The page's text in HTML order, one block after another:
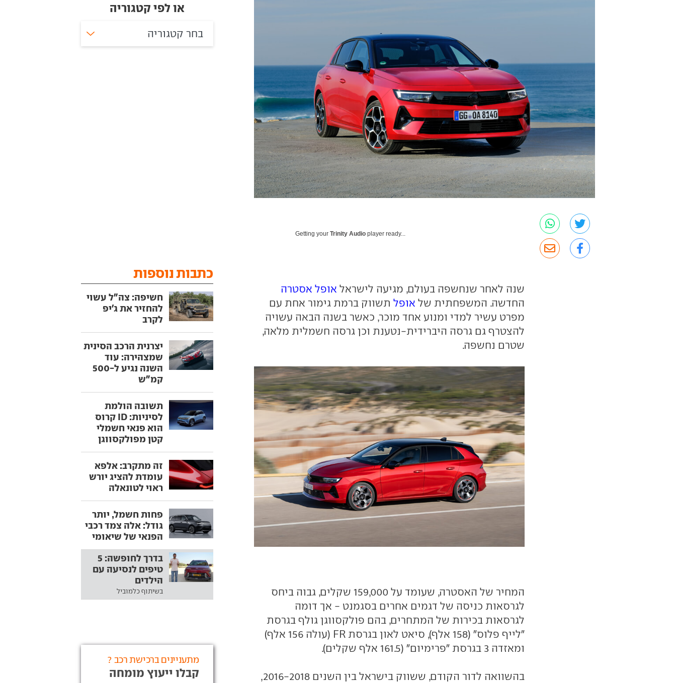
Getting yourTrinity Audio player ready...
שנה לאחר שנחשפה בעולם, מגיעה לישראל אופל אסטרה
החדשה. המשפחתית של אופל תשווק ברמת גימור אחת עם
מפרט עשיר למדי ומנוע אחד מוכר, כאשר בשנה הבאה עשויה
להצטרף גם גרסה היברידית-נטענת וכן גרסה חשמלית מלאה,
שטרם נחשפה.
המחיר של האסטרה, שעומד על 159,000 שקלים, גבוה ביחס
לגרסאות כניסה של דגמים אחרים בסגמנט - אך דומה
לגרסאות בכירות של המתחרים, בהם פולקסווגן גולף בגרסת
"לייף פלוס" (158 אלף), סיאט לאון בגרסת FR (עולה 156 אלף)
ומאזדה 3 בגרסת "פרימיום" (161.5 אלף שקלים).
בהשוואה לדור הקודם, ששווק בישראל בין השנים 2016-2018,
או לפי קטגוריה
בחר קטגוריה
כתבות נוספות
חשיפה: צה"ל עשוי
להחזיר את ג'יפ
לקרב
יצרנית הרכב הסינית
שמצהירה: עוד
השנה נגיע ל-500
קמ"ש
תשובה הולמת
לסיניות: ID קרוס
הוא פנאי חשמלי
קטן מפולקסווגן
זה מתקרב: אלפא
עומדת להציג יורש
ראוי לטונאלה
פחות חשמל, יותר
גודל: אלה צמד רכבי
הפנאי של שיאומי
בדרך לחופשה: 5
טיפים לנסיעה עם
הילדים
בשיתוף כלמוביל
מתעניינים ברכישת רכב ?
קבלו ייעוץ מומחה